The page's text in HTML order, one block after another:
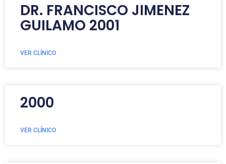
DR. FRANCISCO JIMENEZ
GUILAMO 2001
VER CLÍNICO
2000
VER CLÍNICO